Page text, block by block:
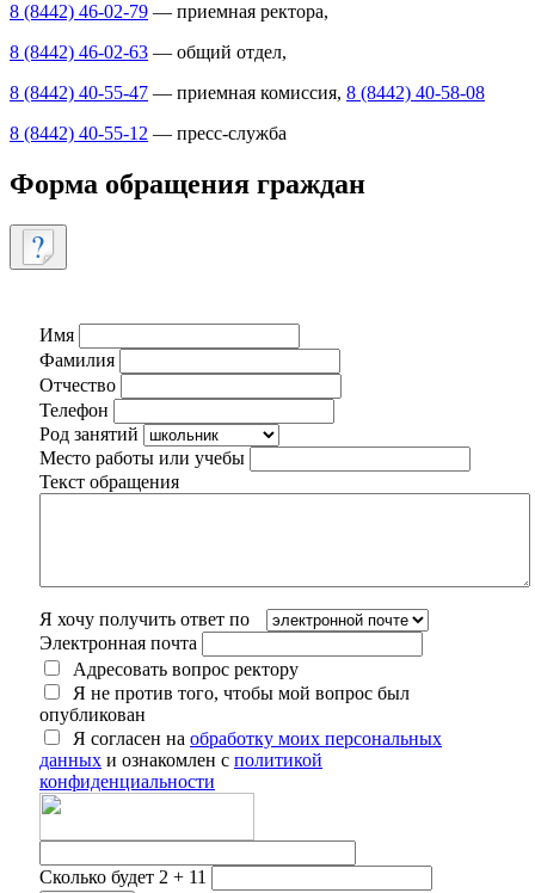
8 (8442) 46-02-79 — приемная ректора,
8 (8442) 46-02-63 — общий отдел,
8 (8442) 40-55-47 — приемная комиссия, 8 (8442) 40-58-08
8 (8442) 40-55-12 — пресс-служба
Форма обращения граждан
Имя
Фамилия
Отчество
Телефон
Род занятий
Место работы или учебы
Текст обращения
Я хочу получить ответ по
Электронная почта
Адресовать вопрос ректору
Я не против того, чтобы мой вопрос был
опубликован
Я согласен на обработку моих персональных
данных и ознакомлен с политикой
конфиденциальности
Сколько будет 2 + 11